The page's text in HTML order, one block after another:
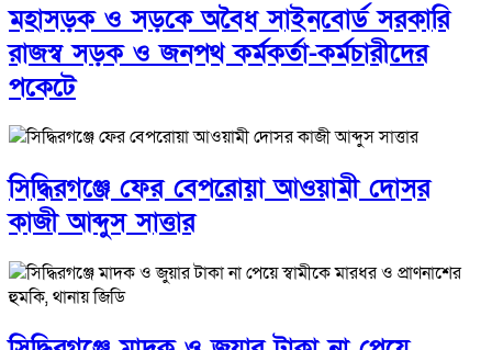
মহাসড়ক ও সড়কে অবৈধ সাইনবোর্ড সরকারি
রাজস্ব সড়ক ও জনপথ কর্মকর্তা-কর্মচারীদের
পকেটে
সিদ্ধিরগঞ্জে ফের বেপরোয়া আওয়ামী দোসর
কাজী আব্দুস সাত্তার